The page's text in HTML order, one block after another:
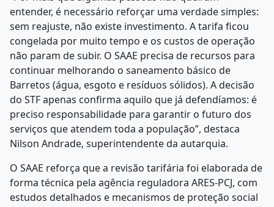
entender, é necessário reforçar uma verdade simples:
sem reajuste, não existe investimento. A tarifa ficou
congelada por muito tempo e os custos de operação
não param de subir. O SAAE precisa de recursos para
continuar melhorando o saneamento básico de
Barretos (água, esgoto e resíduos sólidos). A decisão
do STF apenas confirma aquilo que já defendíamos: é
preciso responsabilidade para garantir o futuro dos
serviços que atendem toda a população”, destaca
Nilson Andrade, superintendente da autarquia.
O SAAE reforça que a revisão tarifária foi elaborada de
forma técnica pela agência reguladora ARES-PCJ, com
estudos detalhados e mecanismos de proteção social